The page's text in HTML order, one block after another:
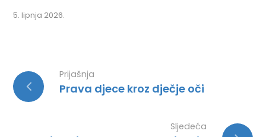
5. lipnja 2026.
Prijašnja
Prava djece kroz dječje oči
Sljedeća